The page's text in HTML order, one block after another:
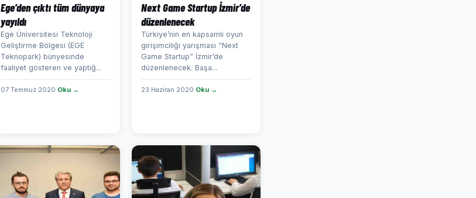
Ege’den çıktı tüm dünyaya
yayıldı
Ege Üniversitesi Teknoloji
Geliştirme Bölgesi (EGE
Teknopark) bünyesinde
faaliyet gösteren ve yaptığ...
07 Temmuz 2020 Oku →
Next Game Startup İzmir’de
düzenlenecek
Türkiye’nin en kapsamlı oyun
girişimciliği yarışması “Next
Game Startup” İzmir’de
düzenlenecek. Başa...
23 Haziran 2020 Oku →